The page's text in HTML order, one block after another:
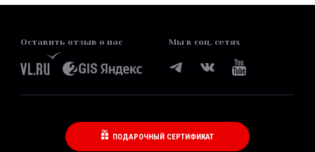
Оставить отзыв о нас Мы в соц. сетях
ПОДАРОЧНЫЙ СЕРТИФИКАТ